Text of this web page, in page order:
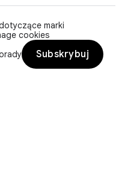
marki
cookies
Subskrybuj